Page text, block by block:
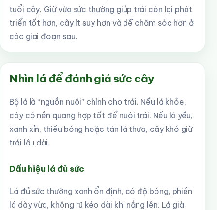
tuổi cây. Giữ vừa sức thường giúp trái còn lại phát
triển tốt hơn, cây ít suy hơn và dễ chăm sóc hơn ở
các giai đoạn sau.
Nhìn lá để đánh giá sức cây
Bộ lá là “nguồn nuôi” chính cho trái. Nếu lá khỏe,
cây có nền quang hợp tốt để nuôi trái. Nếu lá yếu,
xanh xỉn, thiếu bóng hoặc tán lá thưa, cây khó giữ
trái lâu dài.
Dấu hiệu lá đủ sức
Lá đủ sức thường xanh ổn định, có độ bóng, phiến
lá dày vừa, không rũ kéo dài khi nắng lên. Lá già